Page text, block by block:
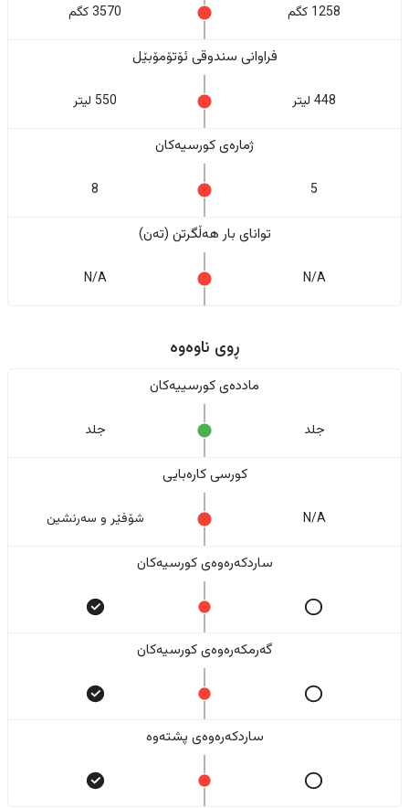
1258 کگم 3570 کگم
فراوانی سندوقی ئۆتۆمۆبێل
448 لیتر 550 لیتر
ژمارەی کورسیەکان
5
8
تواناى بار هەڵگرتن (تەن)
N/A
N/A
ڕوی ناوەوە
ماددەی کورسییەکان
جلد جلد
کورسی کارەبایی
N/A شۆفێر و سەرنشین
ساردکەرەوەی کورسیەکان
گەرمکەرەوەی کورسیەکان
ساردکەرەوەی پشتەوە